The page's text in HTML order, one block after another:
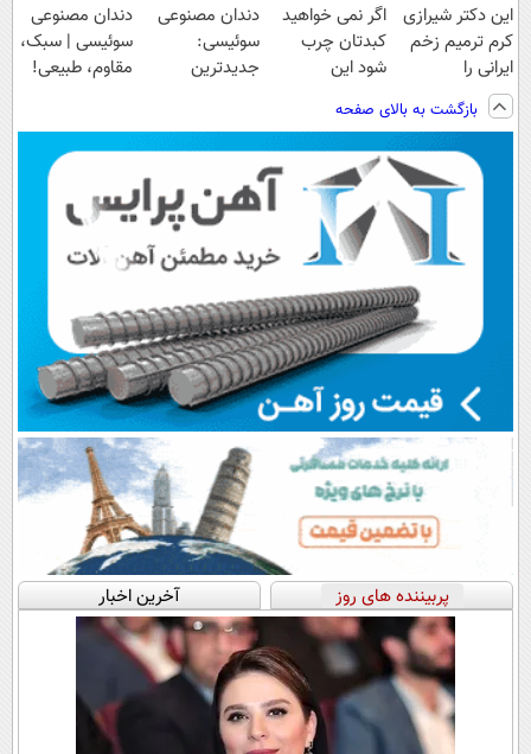
این دکتر شیرازی
کرم ترمیم زخم
ایرانی را
ساخت!!!
اگر نمی خواهید
کبدتان چرب
شود این
طعم را بنوشید
دندان مصنوعی
سوئیسی:
جدیدترین
پرداخت قسطی
دندان مصنوعی
سوئیسی | سبک،
مقاوم، طبیعی!
اقساطی😍
بازگشت به بالای صفحه
پربیننده های روز آخرین اخبار